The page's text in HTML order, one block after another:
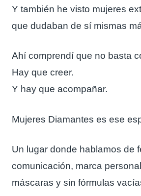
Y también he visto mujeres
que dudaban de sí mismas
Ahí comprendí que no basta
Hay que creer.
Y hay que acompañar.
Mujeres Diamantes es ese
Un lugar donde hablamos de
comunicación, marca
máscaras y sin fórmulas